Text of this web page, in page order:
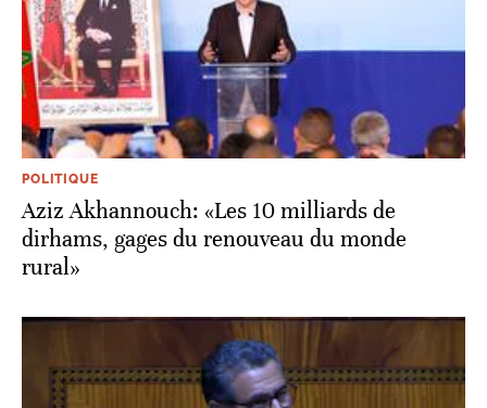
POLITIQUE
Aziz Akhannouch: «Les 10 milliards de
dirhams, gages du renouveau du monde
rural»